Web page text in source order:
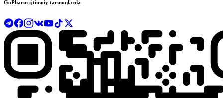
GoPharm ijtimoiy tarmoqlarda